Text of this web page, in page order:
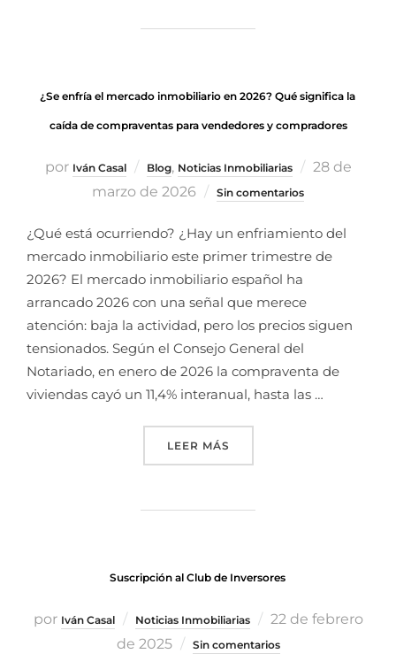
¿Se enfría el mercado inmobiliario en 2026? Qué significa la
caída de compraventas para vendedores y compradores
por Iván Casal Blog, Noticias Inmobiliarias
28 de
marzo de 2026
Sin comentarios
¿Qué está ocurriendo? ¿Hay un enfriamiento del
mercado inmobiliario este primer trimestre de
2026? El mercado inmobiliario español ha
arrancado 2026 con una señal que merece
atención: baja la actividad, pero los precios siguen
tensionados. Según el Consejo General del
Notariado, en enero de 2026 la compraventa de
viviendas cayó un 11,4% interanual, hasta las …
LEER MÁS
Suscripción al Club de Inversores
por Iván Casal Noticias Inmobiliarias
22 de febrero
de 2025
Sin comentarios